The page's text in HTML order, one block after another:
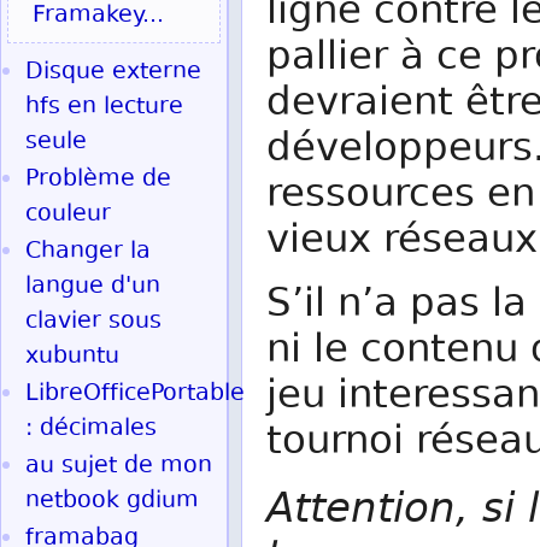
ligne contre
pallier à ce
devraient
ressources
vieux
S’il n’a pas
ni le contenu
jeu
tournoi
Attention, si
Framakey...
Disque externe
hfs en lecture
seule
Problème de
couleur
Changer la
langue d'un
clavier sous
xubuntu
LibreOfficePortable
: décimales
au sujet de mon
netbook gdium
framabag